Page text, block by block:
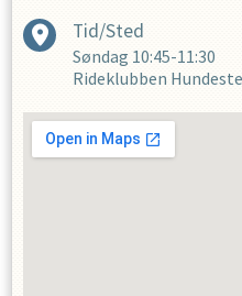
Tid/Sted
Søndag 10:45-11:30
Rideklubben